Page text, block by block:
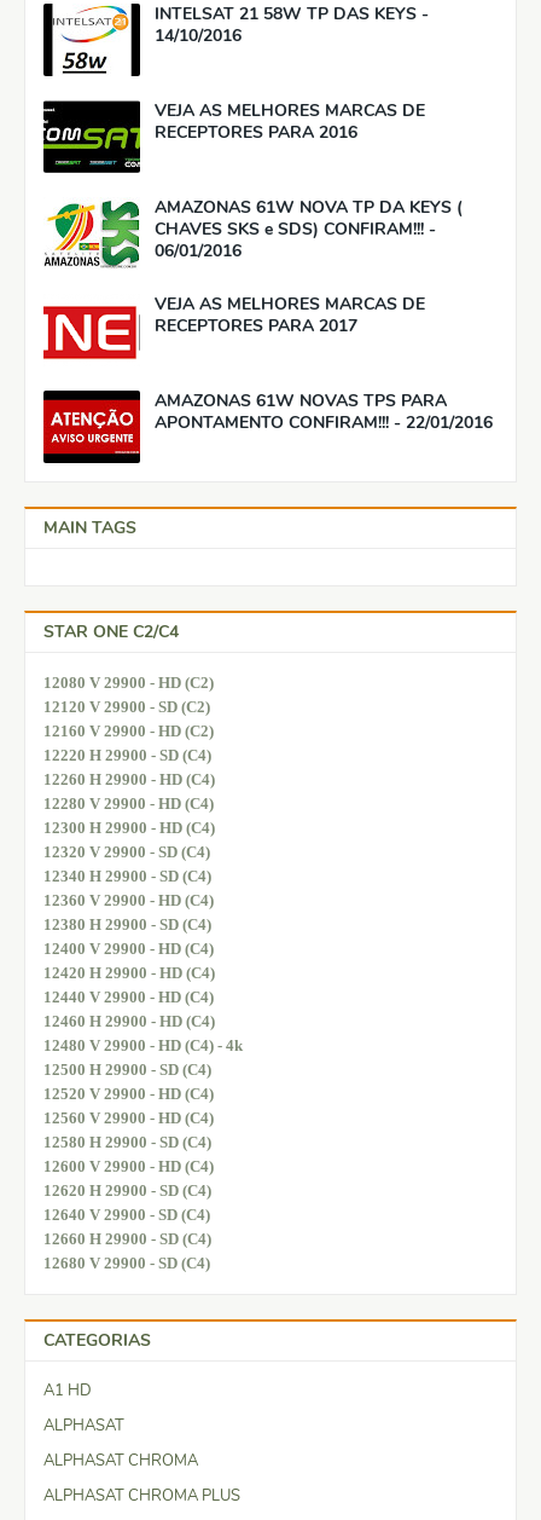
INTELSAT 21 58W TP DAS KEYS -
14/10/2016
VEJA AS MELHORES MARCAS DE
RECEPTORES PARA 2016
AMAZONAS 61W NOVA TP DA KEYS (
CHAVES SKS e SDS) CONFIRAM!!! -
06/01/2016
VEJA AS MELHORES MARCAS DE
RECEPTORES PARA 2017
AMAZONAS 61W NOVAS TPS PARA
APONTAMENTO CONFIRAM!!! - 22/01/2016
MAIN TAGS
STAR ONE C2/C4
12080 V 29900 - HD (C2)
12120 V 29900 - SD (C2)
12160 V 29900 - HD (C2)
12220 H 29900 - SD (C4)
12260 H 29900 - HD (C4)
12280 V 29900 - HD (C4)
12300 H 29900 - HD (C4)
12320 V 29900 - SD (C4)
12340 H 29900 - SD (C4)
12360 V 29900 - HD (C4)
12380 H 29900 - SD (C4)
12400 V 29900 - HD (C4)
12420 H 29900 - HD (C4)
12440 V 29900 - HD (C4)
12460 H 29900 - HD (C4)
12480 V 29900 - HD (C4) - 4k
12500 H 29900 - SD (C4)
12520 V 29900 - HD (C4)
12560 V 29900 - HD (C4)
12580 H 29900 - SD (C4)
12600 V 29900 - HD (C4)
12620 H 29900 - SD (C4)
12640 V 29900 - SD (C4)
12660 H 29900 - SD (C4)
12680 V 29900 - SD (C4)
CATEGORIAS
A1 HD
ALPHASAT
ALPHASAT CHROMA
ALPHASAT CHROMA PLUS